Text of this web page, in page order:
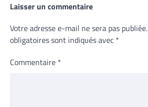
Laisser un commentaire
Votre adresse e-mail ne sera pas publiée.
obligatoires sont indiqués avec *
Commentaire *